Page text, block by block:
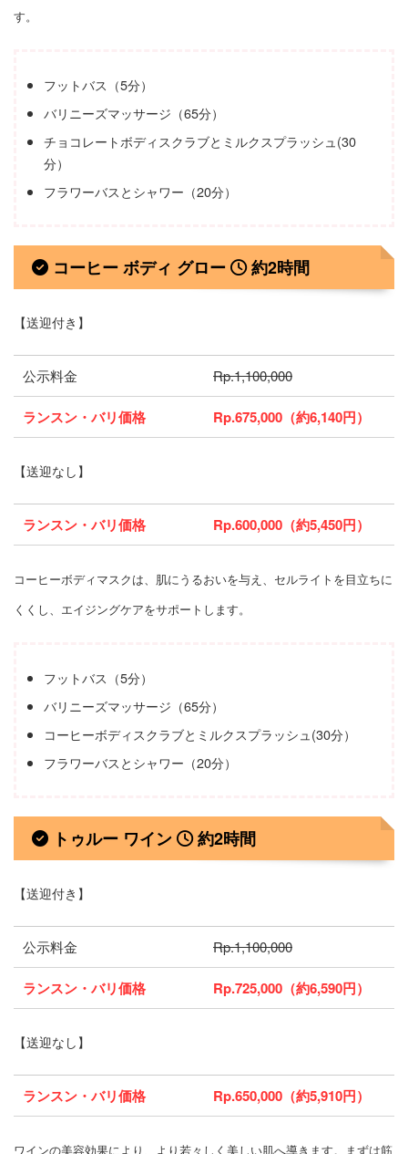
す。
フットバス（5分）
バリニーズマッサージ（65分）
チョコレートボディスクラブとミルクスプラッシュ(30
分）
フラワーバスとシャワー（20分）
コーヒー ボディ グロー 約2時間
【送迎付き】
公示料金 Rp.1,100,000
ランスン・バリ価格 Rp.675,000（約6,140円）
【送迎なし】
ランスン・バリ価格 Rp.600,000（約5,450円）
コーヒーボディマスクは、肌にうるおいを与え、セルライトを目立ちに
くくし、エイジングケアをサポートします。
フットバス（5分）
バリニーズマッサージ（65分）
コーヒーボディスクラブとミルクスプラッシュ(30分）
フラワーバスとシャワー（20分）
トゥルー ワイン 約2時間
【送迎付き】
公示料金 Rp.1,100,000
ランスン・バリ価格 Rp.725,000（約6,590円）
【送迎なし】
ランスン・バリ価格 Rp.650,000（約5,910円）
ワインの美容効果により、より若々しく美しい肌へ導きます。まずは筋